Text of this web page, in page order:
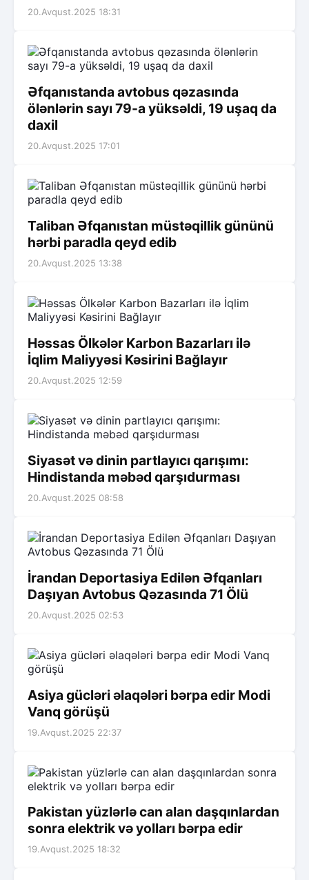
20.Avqust.2025 18:31
Əfqanıstanda avtobus qəzasında
ölənlərin sayı 79-a yüksəldi, 19 uşaq da
daxil
20.Avqust.2025 17:01
Taliban Əfqanıstan müstəqillik gününü
hərbi paradla qeyd edib
20.Avqust.2025 13:38
Həssas Ölkələr Karbon Bazarları ilə
İqlim Maliyyəsi Kəsirini Bağlayır
20.Avqust.2025 12:59
Siyasət və dinin partlayıcı qarışımı:
Hindistanda məbəd qarşıdurması
20.Avqust.2025 08:58
İrandan Deportasiya Edilən Əfqanları
Daşıyan Avtobus Qəzasında 71 Ölü
20.Avqust.2025 02:53
Asiya gücləri əlaqələri bərpa edir Modi
Vanq görüşü
19.Avqust.2025 22:37
Pakistan yüzlərlə can alan daşqınlardan
sonra elektrik və yolları bərpa edir
19.Avqust.2025 18:32